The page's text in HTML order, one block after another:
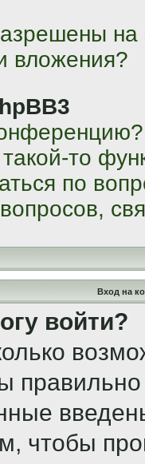
вложения?
то
по
Вход на
войти?
чтобы